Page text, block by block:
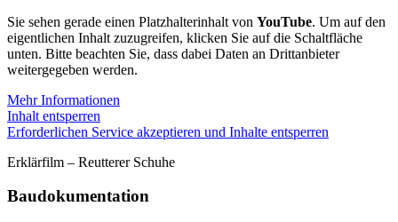
Sie sehen gerade einen Platzhalterinhalt von YouTube. Um auf den
eigentlichen Inhalt zuzugreifen, klicken Sie auf die Schaltfläche
unten. Bitte beachten Sie, dass dabei Daten an Drittanbieter
weitergegeben werden.
Mehr Informationen
Inhalt entsperren
Erforderlichen Service akzeptieren und Inhalte entsperren
Erklärfilm – Reutterer Schuhe
Baudokumentation